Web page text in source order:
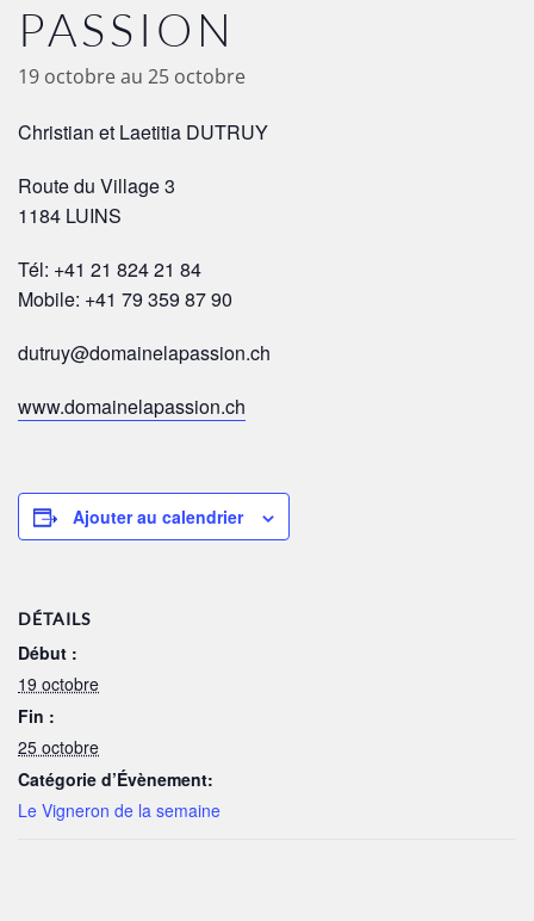
PASSION
19 octobreau 25 octobre
Christian et Laetitia DUTRUY
Route du Village 3
1184 LUINS
Tél: +41 21 824 21 84
Mobile: +41 79 359 87 90
dutruy@domainelapassion.ch
www.domainelapassion.ch
Ajouter au calendrier
DÉTAILS
Début :
19 octobre
Fin :
25 octobre
Catégorie d’Évènement:
Le Vigneron de la semaine